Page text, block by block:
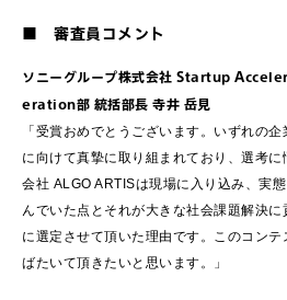
■ 審査員コメント
ソニーグループ株式会社 Startup
eration部 統括部長 寺井 岳見
「受賞おめでとうございます。いずれの
に向けて真摯に取り組まれており、選考
会社 ALGO ARTISは現場に入り込み、実
んでいた点とそれが大きな社会課題解決
に選定させて頂いた理由です。このコン
ばたいて頂きたいと思います。」